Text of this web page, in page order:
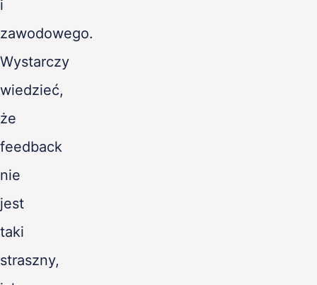
i
zawodowego.
Wystarczy
wiedzieć,
że
feedback
nie
jest
taki
straszny,